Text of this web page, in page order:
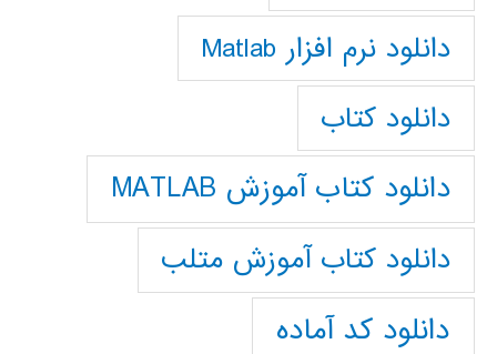
دانلود نرم افزار Matlab
دانلود کتاب
دانلود کتاب آموزش MATLAB
دانلود کتاب آموزش متلب
دانلود کد آماده